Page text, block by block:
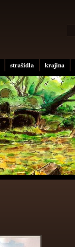
strašidla krajina